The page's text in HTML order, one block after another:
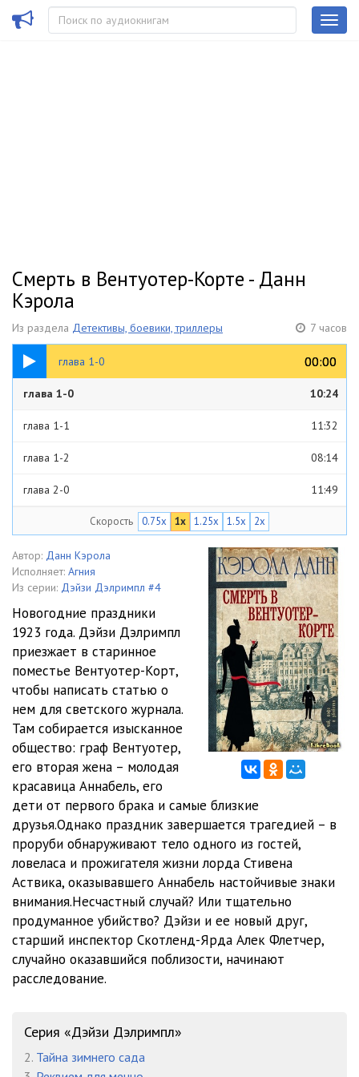
Смерть в Вентуотер-Корте - Данн
Кэрола
Из раздела Детективы, боевики, триллеры 7 часов
глава 1-0 00:00
00:00
10:24
глава 1-0 10:24
глава 1-1 11:32
глава 1-2 08:14
глава 2-0 11:49
глава 3-0 11:53
глава 3-1 09:40
глава 3-2 03:55
глава 4-0 11:02
глава 4-1 07:18
глава 4-2 04:39
глава 4-3 03:08
глава 4-4
глава 5-0
глава 5-1
глава 5-3
глава 6-0 18:29
глава 6-1
глава 7-1
глава 8-0
Скорость 0.75x 1x 1.25x 1.5x 2x
Автор: Данн Кэрола
Исполняет: Агния
Из серии: Дэйзи Дэлримпл #4
Новогодние праздники
1923 года. Дэйзи Дэлримпл
приезжает в старинное
поместье Вентуотер-Корт,
чтобы написать статью о
нем для светского журнала.
Там собирается изысканное
общество: граф Вентуотер,
его вторая жена – молодая
красавица Аннабель, его
дети от первого брака и самые близкие
друзья.Однако праздник завершается трагедией – в
проруби обнаруживают тело одного из гостей,
ловеласа и прожигателя жизни лорда Стивена
Аствика, оказывавшего Аннабель настойчивые знаки
внимания.Несчастный случай? Или тщательно
продуманное убийство? Дэйзи и ее новый друг,
старший инспектор Скотленд-Ярда Алек Флетчер,
случайно оказавшийся поблизости, начинают
расследование.
Серия «Дэйзи Дэлримпл»
2. Тайна зимнего сада